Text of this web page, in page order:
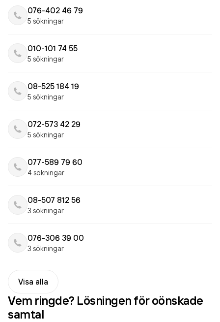
076-402 46 79
5 sökningar
010-101 74 55
5 sökningar
08-525 184 19
5 sökningar
072-573 42 29
5 sökningar
077-589 79 60
4 sökningar
08-507 812 56
3 sökningar
076-306 39 00
3 sökningar
Visa alla
Vem ringde? Lösningen för oönskade
samtal